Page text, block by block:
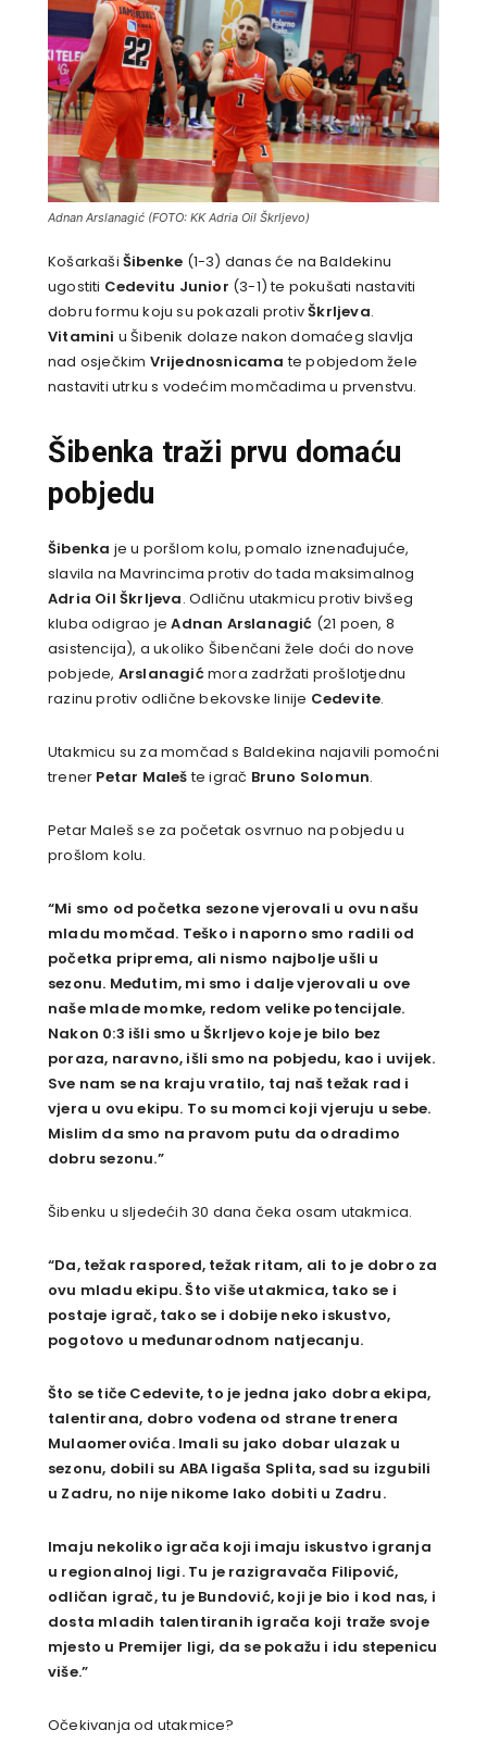
Adnan Arslanagić (FOTO: KK Adria Oil Škrljevo)
Košarkaši Šibenke (1-3) danas će na Baldekinu
ugostiti Cedevitu Junior (3-1) te pokušati nastaviti
dobru formu koju su pokazali protivŠkrljeva.
Vitamini u Šibenik dolaze nakon domaćeg slavlja
nad osječkim Vrijednosnicama te pobjedom žele
nastaviti utrku s vodećim momčadima u prvenstvu.
Šibenka traži prvu domaću
pobjedu
Šibenka je u poršlom kolu, pomalo iznenađujuće,
slavila na Mavrincima protiv do tada maksimalnog
Adria Oil Škrljeva. Odličnu utakmicu protiv bivšeg
kluba odigrao jeAdnan Arslanagić (21 poen, 8
asistencija), a ukoliko Šibenčani žele doći do nove
pobjede, Arslanagićmora zadržati prošlotjednu
razinu protiv odlične bekovske linije Cedevite.
Utakmicu su za momčad s Baldekina najavili pomoćni
trener Petar Malešte igrač Bruno Solomun.
Petar Maleš se za početak osvrnuo na pobjedu u
prošlom kolu.
“Mi smo od početka sezone vjerovali u ovu našu
mladu momčad. Teško i naporno smo radili od
početka priprema, ali nismo najbolje ušli u
sezonu. Međutim, mi smo i dalje vjerovali u ove
naše mlade momke, redom velike potencijale.
Nakon 0:3 išli smo u Škrljevo koje je bilo bez
poraza, naravno, išli smo na pobjedu, kao i uvijek.
Sve nam se na kraju vratilo, taj naš težak rad i
vjera u ovu ekipu. To su momci koji vjeruju u sebe.
Mislim da smo na pravom putu da odradimo
dobru sezonu.”
Šibenku u sljedećih 30 dana čeka osam utakmica.
“Da, težak raspored, težak ritam, ali to je dobro za
ovu mladu ekipu. Što više utakmica, tako se i
postaje igrač, tako se i dobije neko iskustvo,
pogotovo u međunarodnom natjecanju.
Što se tiče Cedevite, to je jedna jako dobra ekipa,
talentirana, dobro vođena od strane trenera
Mulaomerovića. Imali su jako dobar ulazak u
sezonu, dobili su ABA ligaša Splita, sad su izgubili
u Zadru, no nije nikome lako dobiti u Zadru.
Imaju nekoliko igrača koji imaju iskustvo igranja
u regionalnoj ligi. Tu je razigravača Filipović,
odličan igrač, tu je Bundović, koji je bio i kod nas, i
dosta mladih talentiranih igrača koji traže svoje
mjesto u Premijer ligi, da se pokažu i idu stepenicu
više.”
Očekivanja od utakmice?